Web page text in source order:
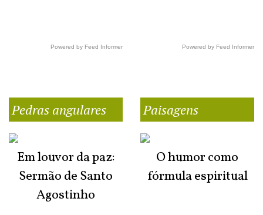
Powered by Feed Informer Powered by Feed Informer
Pedras angulares
Em louvor da paz:
Sermão de Santo
Agostinho
Paisagens
O humor como
fórmula espiritual